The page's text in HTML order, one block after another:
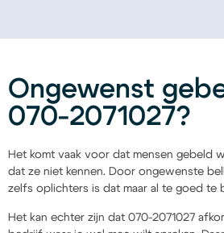
Ongewenst
070-2071027?
Het komt vaak voor dat mensen gebeld
dat ze niet kennen. Door ongewenste
zelfs oplichters is dat maar al te goed te
Het kan echter zijn dat 070-2071027